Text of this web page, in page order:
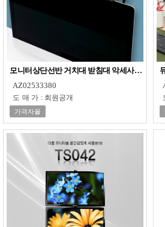
모니터상단선반 거치대 받침대 악세사리 듀얼
AZ02533380
도매가 : 회원공개
가격자율